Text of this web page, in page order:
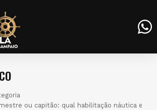
ou capitão: qual habilitação náutica